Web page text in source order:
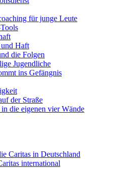
für junge Leute
Haft
die Folgen
Jugendliche
ins Gefängnis
der Straße
die eigenen vier Wände
Caritas in Deutschland
international